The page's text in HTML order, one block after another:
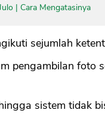
| Cara Mengatasinya
sejumlah
pengambilan foto
sistem tidak